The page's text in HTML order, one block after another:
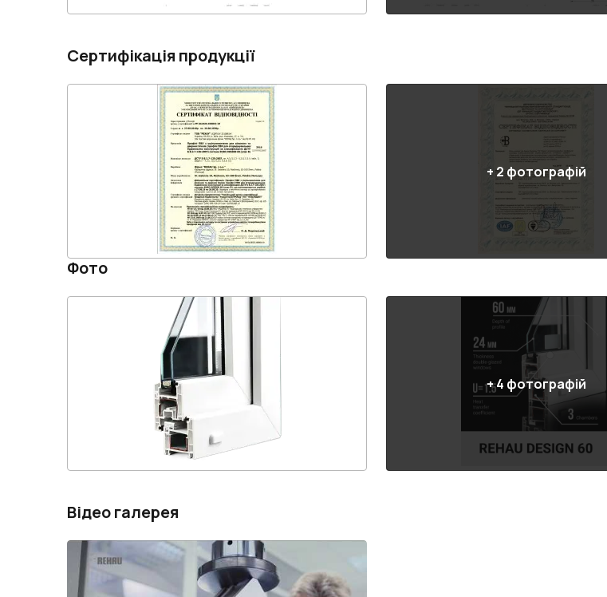
Сертифікація продукції
+2 фотографій
Фото
+4 фотографій
Відео галерея